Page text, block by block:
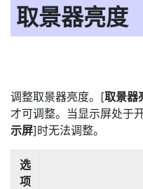
取景器亮度
调整取景器亮度。[取景器
才可调整。当显示屏处于
示屏]时无法调整。
选
项